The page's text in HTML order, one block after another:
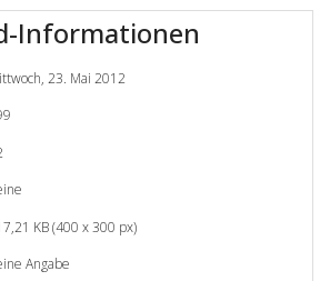
Informationen
23. Mai 2012
KB (400 x 300 px)
Angabe